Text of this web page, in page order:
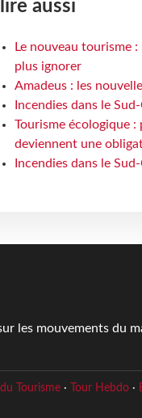
aussi
Le nouveau tourisme
plus ignorer
Amadeus : les
Incendies dans le
Tourisme écologique
deviennent une
Incendies dans le
les mouvements du
Tourisme· Tour Hebdo·